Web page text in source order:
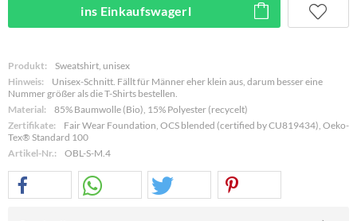
ins Einkaufswagerl
Produkt:
Sweatshirt, unisex
Hinweis:
Unisex-Schnitt. Fällt für Männer eher klein aus, darum besser eine
Nummer größer als die T-Shirts bestellen.
Material:
85% Baumwolle (Bio), 15% Polyester (recycelt)
Zertifikate:
Fair Wear Foundation, OCS blended (certified by CU819434), Oeko-
Tex® Standard 100
Artikel-Nr.:
OBL-S-M.4